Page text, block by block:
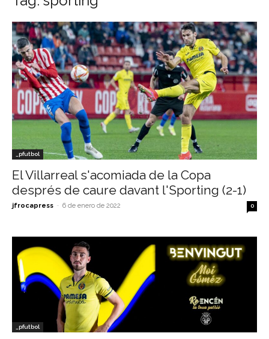
_pfutbol
El Villarreal s'acomiada de la Copa
després de caure davant l'Sporting (2-1)
jfrocapress - 6 de enero de 2022 0
_pfutbol